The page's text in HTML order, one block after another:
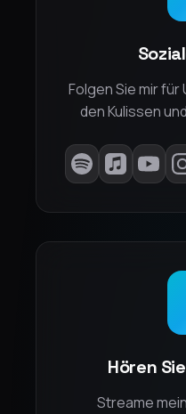
Folgen Sie mir
den Kulissen
Hören
Streame